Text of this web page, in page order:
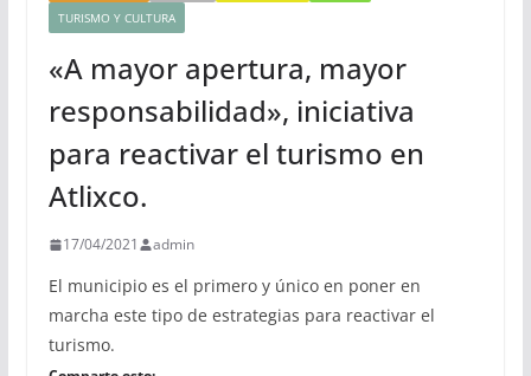
TURISMO Y CULTURA
«A mayor apertura, mayor
responsabilidad», iniciativa
para reactivar el turismo en
Atlixco.
17/04/2021 admin
El municipio es el primero y único en poner en
marcha este tipo de estrategias para reactivar el
turismo.